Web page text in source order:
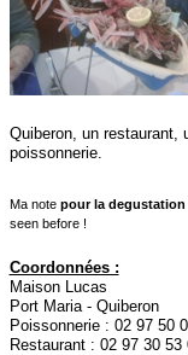
Quiberon, un restaurant,
poissonnerie.
Ma note pour la degustation
seen before !
Coordonnées :
Maison Lucas
Port Maria - Quiberon
Poissonnerie : 02 97 50
Restaurant : 02 97 30 53